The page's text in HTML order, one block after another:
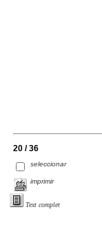
20 / 36
seleccionar
imprimir
Text complet